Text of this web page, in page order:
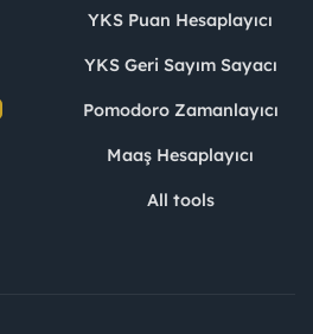
YKS Puan Hesaplayıcı
YKS Geri Sayım Sayacı
Pomodoro Zamanlayıcı
Maaş Hesaplayıcı
All tools